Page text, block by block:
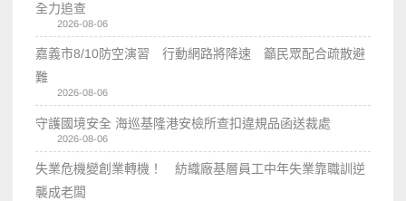
全力追查
2026-08-06
嘉義市8/10防空演習 行動網路將降速 籲民眾配合疏散避
難
2026-08-06
守護國境安全 海巡基隆港安檢所查扣違規品函送裁處
2026-08-06
失業危機變創業轉機！ 紡織廠基層員工中年失業靠職訓逆
襲成老闆